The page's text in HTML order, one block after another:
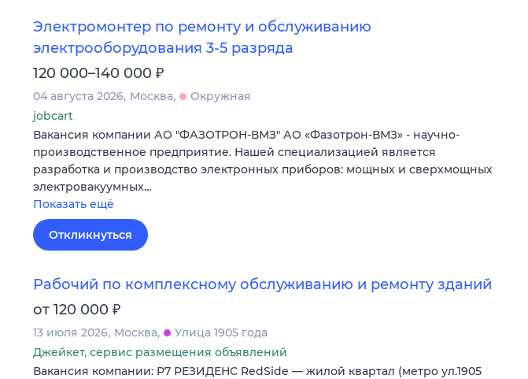
Электромонтер по ремонту и обслуживанию
электрооборудования 3-5 разряда
120 000–140 000 ₽
04 августа 2026 Москва
Окружная
jobcart
Вакансия компании АО "ФАЗОТРОН-ВМЗ" АО «Фазотрон-ВМЗ» - научно-
производственное предприятие. Нашей специализацией является
разработка и производство электронных приборов: мощных и сверхмощных
электровакуумных…
Показать ещё
Откликнуться
Рабочий по комплексному обслуживанию и ремонту зданий
от 120 000 ₽
13 июля 2026 Москва
Улица 1905 года
Джейкет, сервис размещения объявлений
Вакансия компании: Р7 РЕЗИДЕНС RedSide — жилой квартал (метро ул.1905